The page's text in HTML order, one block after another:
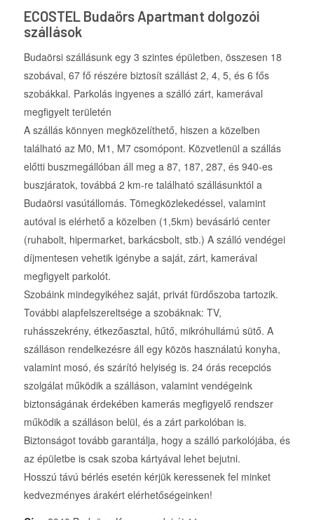
ECOSTEL Budaörs Apartmant dolgozói
szállások
Budaörsi szállásunk egy 3 szintes épületben, összesen 18
szobával, 67 fő részére biztosít szállást 2, 4, 5, és 6 fős
szobákkal. Parkolás ingyenes a szálló zárt, kamerával
megfigyelt területén
A szállás könnyen megközelíthető, hiszen a közelben
található az M0, M1, M7 csomópont. Közvetlenül a szállás
előtti buszmegállóban áll meg a 87, 187, 287, és 940-es
buszjáratok, továbbá 2 km-re található szállásunktól a
Budaörsi vasútállomás. Tömegközlekedéssel, valamint
autóval is elérhető a közelben (1,5km) bevásárló center
(ruhabolt, hipermarket, barkácsbolt, stb.) A szálló vendégei
díjmentesen vehetik igénybe a saját, zárt, kamerával
megfigyelt parkolót.
Szobáink mindegyikéhez saját, privát fürdőszoba tartozik.
További alapfelszereltsége a szobáknak: TV,
ruhásszekrény, étkezőasztal, hűtő, mikróhullámú sütő. A
szálláson rendelkezésre áll egy közös használatú konyha,
valamint mosó, és szárító helyiség is. 24 órás recepciós
szolgálat működik a szálláson, valamint vendégeink
biztonságának érdekében kamerás megfigyelő rendszer
működik a szálláson belül, és a zárt parkolóban is.
Biztonságot tovább garantálja, hogy a szálló parkolójába, és
az épületbe is csak szoba kártyával lehet bejutni.
Hosszú távú bérlés esetén kérjük keressenek fel minket
kedvezményes árakért elérhetőségeinken!